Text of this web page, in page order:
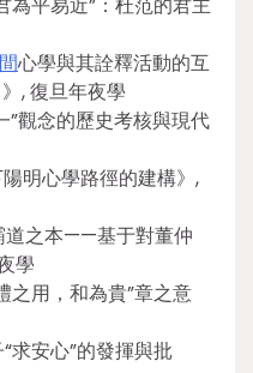
心學與其詮釋活動的互
, 復旦年夜學
”觀念的歷史考核與現代
明心學路徑的建構》,
道之本——基于對董仲
學
之用，和為貴”章之意
求安心”的發揮與批